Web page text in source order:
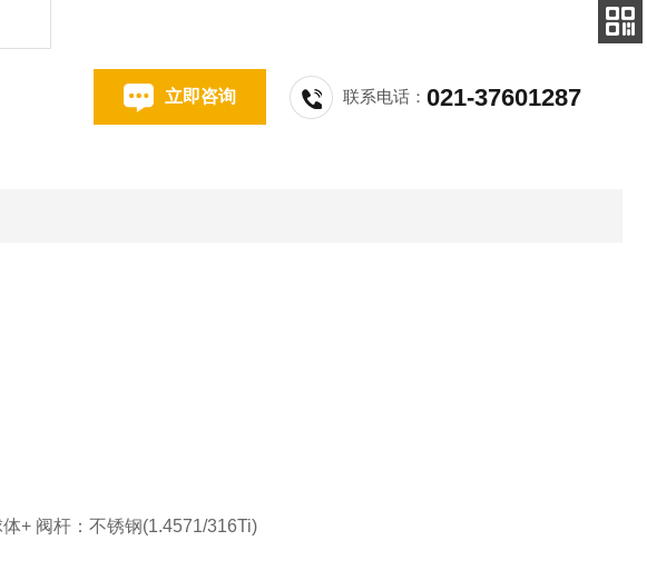
立即咨询 联系电话：021-37601287
+ 阀杆：不锈钢(1.4571/316Ti)
客服
电话